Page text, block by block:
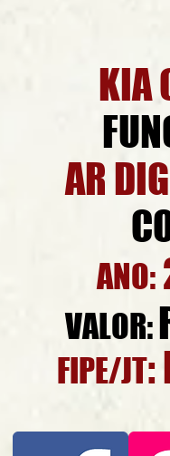
KIA
AR
ANO:
VALOR:
FIPE/JT: